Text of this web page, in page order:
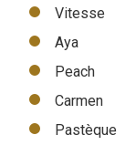
Vitesse
Aya
Peach
Carmen
Pastèque